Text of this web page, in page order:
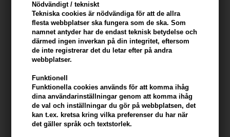
Nödvändigt / tekniskt
Tekniska cookies är nödvändiga för att de allra
flesta webbplatser ska fungera som de ska. Som
namnet antyder har de endast teknisk betydelse och
därmed ingen inverkan på din integritet, eftersom
de inte registrerar det du letar efter på andra
webbplatser.
Funktionell
Funktionella cookies används för att komma ihåg
dina användarinställningar genom att komma ihåg
de val och inställningar du gör på webbplatsen, det
kan t.ex. kretsa kring vilka preferenser du har när
det gäller språk och textstorlek.
Egenskaper
Beard Monkey Hairspray ger ett extra starkt grepp och ger
samtidigt håret en lätt glans. Hårsprayen passar alla hårtyper.
Sprayen är bra att använda efter olika vaxer från Beard Monkey .
Användning
- Applicera på torrt hår
- Spraya i svepande rörelser ca. 25-30 cm från håret
- Om munstycket blir igensatt, skölj det med varmt vatten